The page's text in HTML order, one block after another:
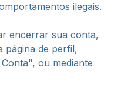
ilegais.
encerrar sua conta,
página de perfil,
ou mediante